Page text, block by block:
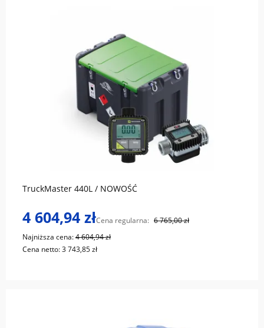
TruckMaster 440L / NOWOŚĆ
4 604,94 złCena regularna: 6 765,00 zł
Najniższa cena:4 604,94 zł
Cena netto:3 743,85 zł
do koszyka